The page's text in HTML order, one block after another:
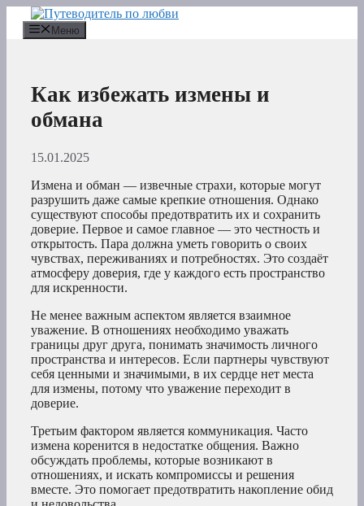
Перейти
содержимому
Меню
Как избежать измены и
обмана
15.01.2025
Измена и обман — извечные страхи, которые могут
разрушить даже самые крепкие отношения. Однако
существуют способы предотвратить их и сохранить
доверие. Первое и самое главное — это честность и
открытость. Пара должна уметь говорить о своих
чувствах, переживаниях и потребностях. Это создаёт
атмосферу доверия, где у каждого есть пространство
для искренности.
Не менее важным аспектом является взаимное
уважение. В отношениях необходимо уважать
границы друг друга, понимать значимость личного
пространства и интересов. Если партнеры чувствуют
себя ценными и значимыми, в их сердце нет места
для измены, потому что уважение переходит в
доверие.
Третьим фактором является коммуникация. Часто
измена коренится в недостатке общения. Важно
обсуждать проблемы, которые возникают в
отношениях, и искать компромиссы и решения
вместе. Это помогает предотвратить накопление обид